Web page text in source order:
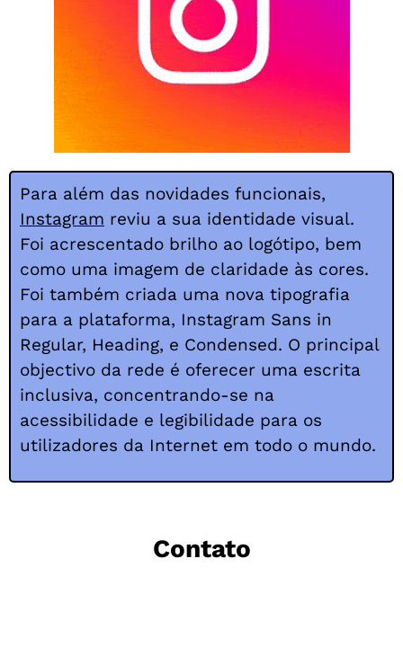
Para além das novidades funcionais,
Instagram reviu a sua identidade visual.
Foi acrescentado brilho ao logótipo, bem
como uma imagem de claridade às cores.
Foi também criada uma nova tipografia
para a plataforma, Instagram Sans in
Regular, Heading, e Condensed. O principal
objectivo da rede é oferecer uma escrita
inclusiva, concentrando-se na
acessibilidade e legibilidade para os
utilizadores da Internet em todo o mundo.
Contato